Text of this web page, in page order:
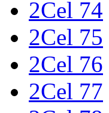
2Cel 74
2Cel 75
2Cel 76
2Cel 77